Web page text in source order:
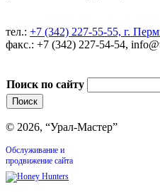
тел.: +7 (342) 227-55-55, г.
факс.: +7 (342) 227-54-54,
Поиск по сайту
© 2026, “Урал-Мастер”
Обслуживание и
продвижение сайта